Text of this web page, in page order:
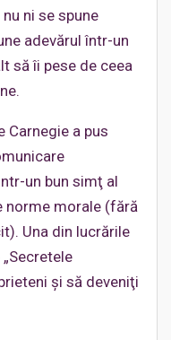
ni se spune
adevărul într-un
să îi pese de ceea
Carnegie a pus
un bun simţ al
norme morale (fără
Una din lucrările
şi să deveniţi